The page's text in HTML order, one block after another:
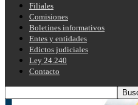
Filiales
Comisiones
Boletines informativos
Entes y entidades
Edictos judiciales
Ley 24.240
Contacto